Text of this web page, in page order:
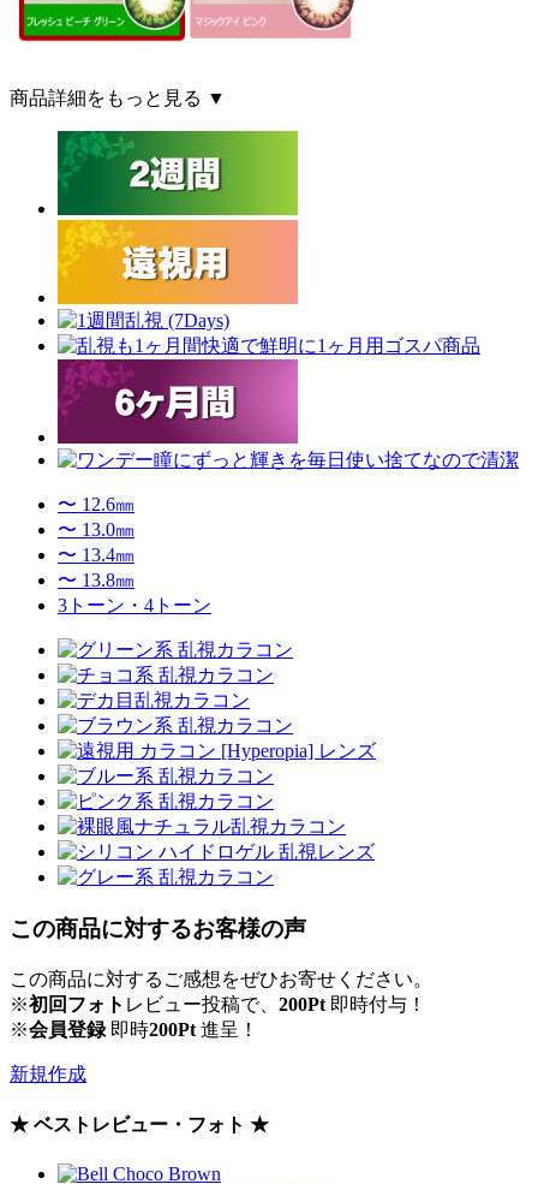
商品詳細をもっと見る ▼
〜 12.6㎜
〜 13.0㎜
〜 13.4㎜
〜 13.8㎜
3トーン・4トーン
この商品に対するお客様の声
この商品に対するご感想をぜひお寄せください。
※初回フォト レビュー投稿で、 200Pt 即時付与！
※会員登録即時200Pt 進呈！
新規作成
★ ベストレビュー・フォト ★